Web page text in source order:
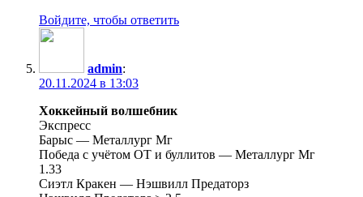
Войдите, чтобы ответить
admin:
20.11.2024 в 13:03
Хоккейный волшебник
Экспресс
Барыс — Металлург Мг
Победа с учётом ОТ и буллитов — Металлург Мг
1.33
Сиэтл Кракен — Нэшвилл Предаторз